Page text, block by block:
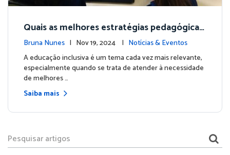
Quais as melhores estratégias pedagógicas
para alunos com dificuldades de aprendizag
em?
Bruna Nunes | Nov 19, 2024 | Notícias & Eventos
A educação inclusiva é um tema cada vez mais relevante,
especialmente quando se trata de atender à necessidade
de melhores …
Saiba mais